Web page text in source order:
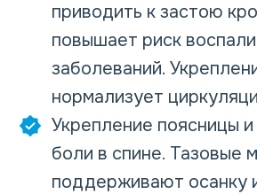
приводить к застою
повышает риск
заболеваний.
нормализует
Укрепление поясницы
боли в спине. Тазовые
поддерживают осанку